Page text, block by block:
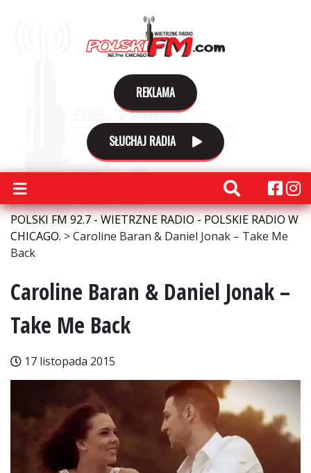
REKLAMA
SŁUCHAJ RADIA
POLSKI FM 92.7 - WIETRZNE RADIO - POLSKIE RADIO W
CHICAGO. >Caroline Baran & Daniel Jonak – Take Me
Back
Caroline Baran & Daniel Jonak –
Take Me Back
17 listopada 2015